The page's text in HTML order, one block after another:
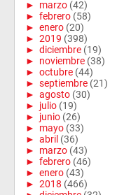
► marzo (42)
► febrero (58)
► enero (20)
► 2019 (398)
► diciembre (19)
► noviembre (38)
► octubre (44)
► septiembre (21)
► agosto (30)
► julio (19)
► junio (26)
► mayo (33)
► abril (36)
► marzo (43)
► febrero (46)
► enero (43)
► 2018 (466)